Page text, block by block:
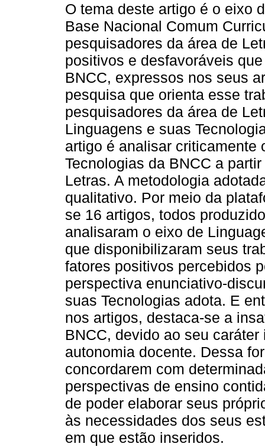
O tema deste artigo é o eixo
Base Nacional Comum
pesquisadores da área de
positivos e desfavoráveis
BNCC, expressos nos seus
pesquisa que orienta esse
pesquisadores da área de
Linguagens e suas
artigo é analisar criticamente
Tecnologias da BNCC a
Letras. A metodologia
qualitativo. Por meio da
se 16 artigos, todos
analisaram o eixo de
que disponibilizaram seus
fatores positivos percebidos
perspectiva enunciativo-
suas Tecnologias adota. E
nos artigos, destaca-se a
BNCC, devido ao seu
autonomia docente. Dessa
concordarem com
perspectivas de ensino
de poder elaborar seus
às necessidades dos seus
em que estão inseridos.